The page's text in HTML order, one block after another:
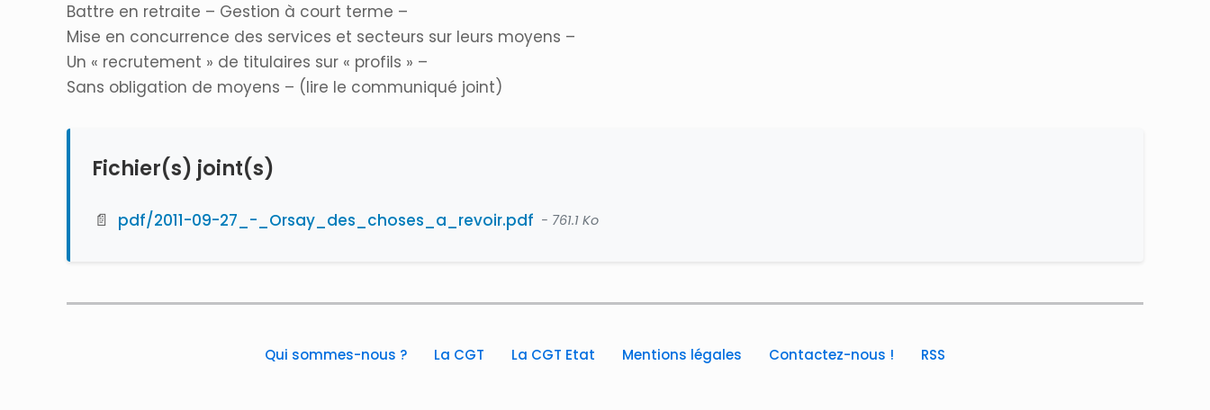
Battre en retraite – Gestion à court terme –
Mise en concurrence des services et secteurs sur leurs moyens –
Un « recrutement » de titulaires sur « profils » –
Sans obligation de moyens – (lire le communiqué joint)
Fichier(s) joint(s)
📄 pdf/2011-09-27_-_Orsay_des_choses_a_revoir.pdf - 761.1 Ko
Qui sommes-nous ? La CGT La CGT Etat Mentions légales Contactez-nous ! RSS